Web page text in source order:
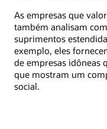
As empresas que
também analisam
suprimentos
exemplo, eles
de empresas idôneas
que mostram um
social.